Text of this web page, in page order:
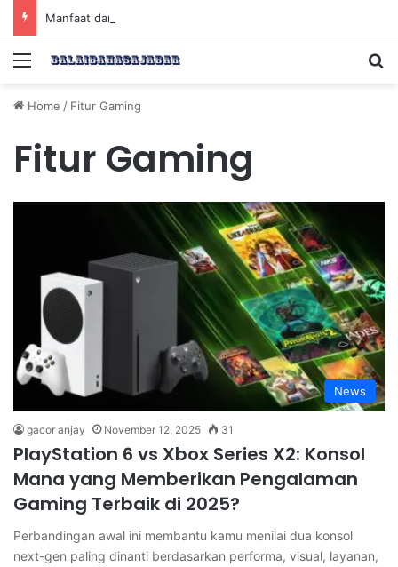
Manfaat dan Tips Puasa untuk Kesehatan Optimal
Menu
Home / Fitur Gaming
Fitur Gaming
News
gacor anjay November 12, 2025 31
PlayStation 6 vs Xbox Series X2: Konsol
Mana yang Memberikan Pengalaman
Gaming Terbaik di 2025?
Perbandingan awal ini membantu kamu menilai dua konsol
next-gen paling dinanti berdasarkan performa, visual, layanan,